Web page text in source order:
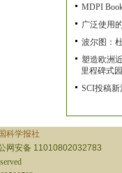
MDPI
广泛使用
波尔图：
塑造欧洲
里程碑式
SCI投稿新
科学报社
网安备 11010802032783